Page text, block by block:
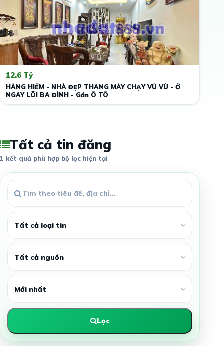
12.6 Tỷ
HÀNG HIỂM - NHÀ ĐẸP THANG MÁY CHẠY VÙ VÙ - Ở
NGAY LÕI BA ĐÌNH - Gần Ô TÔ
Tất cả tin đăng
1 kết quả phù hợp bộ lọc hiện tại
Lọc